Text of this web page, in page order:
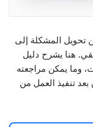
تحويل المشكلة إلى
هنا يشرح دليل
وما يمكن مراجعته
تنفيذ العمل من